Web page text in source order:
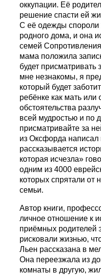
оккупации. Её
решение спасти ей
С её одежды спороли
родного дома, и она
семей
мама положила
будет
мне незнакомы, я
который будет
ребёнке как мать
обстоятельства
всей мудростью и по
присматривайте за
из Оксфорда написал
рассказывается
которая исчезла»
одним из 4000
которых спрятали от
семьи.
Автор книги,
личное отношение к
приёмных родителей
рисковали жизнью,
Льен рассказана в
Она переезжала из
комнаты в другую,